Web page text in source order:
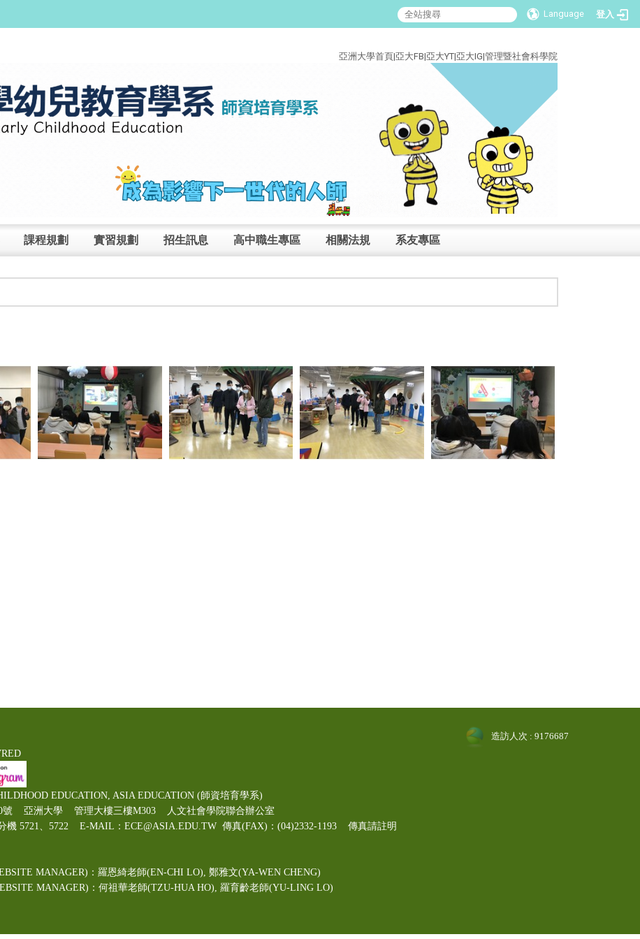
Language 登入
亞洲大學首頁|亞大FB|亞大YT|亞大IG|管理暨社會科學院
課程規劃 實習規劃 招生訊息 高中職生專區 相關法規 系友專區
EDUCATION, ASIA EDUCATION (師資培育學系)
號 亞洲大學 管理大樓三樓M303 人文社會學院聯合辦公室
機 5721、5722 E-MAIL：ECE@ASIA.EDU.TW 傳真(FAX)：(04)2332-1193 傳真請註明
MANAGER)：羅恩綺老師(EN-CHI LO) , 鄭雅文(YA-WEN CHENG)
MANAGER)：何祖華老師(TZU-HUA HO), 羅育齡老師(YU-LING LO)
造訪人次 : 9176687